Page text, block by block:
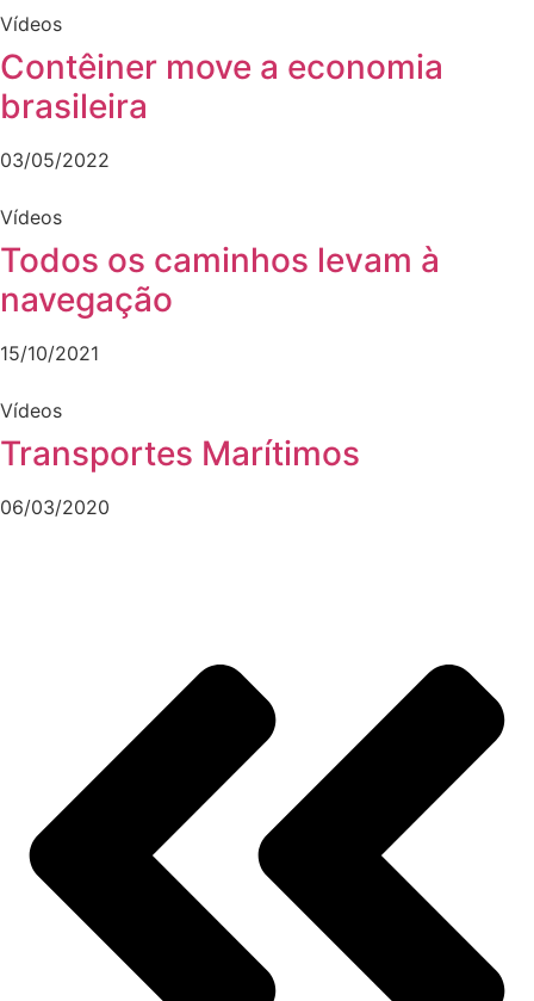
Vídeos
Contêiner move a economia
brasileira
03/05/2022
Vídeos
Todos os caminhos levam à
navegação
15/10/2021
Vídeos
Transportes Marítimos
06/03/2020